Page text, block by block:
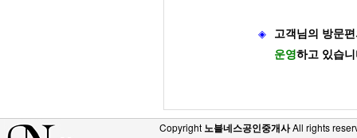
◈
고객님의 방문
운영하고 있습
Copyright 노블네스공인중개사All rights